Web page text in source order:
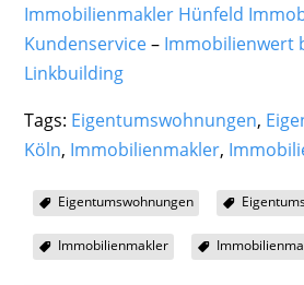
Immobilienmakler Hünfeld
Kundenservice– Immobilienwert
Linkbuilding
Tags: Eigentumswohnungen,
Köln, Immobilienmakler,
Eigentumswohnungen
Immobilienmakler